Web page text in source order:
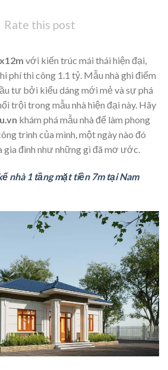
Rate this post
với kiến trúc mái thái hiện đại,
phí thi công 1.1 tỷ. Mẫu nhà ghi điểm
tư bởi kiểu dáng mới mẻ và sự phá
trội trong mẫu nhà hiện đại này. Hãy
khám phá mẫu nhà để làm phong
trình của mình, một ngày nào đó
gia đình như những gì đã mơ ước.
nhà 1 tầng mặt tiền 7m tại Nam